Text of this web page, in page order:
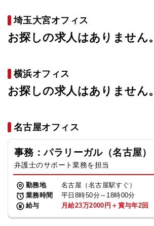
埼玉大宮オフィス
お探しの求人はありません。
横浜オフィス
お探しの求人はありません。
名古屋オフィス
事務：パラリーガル（名古屋）
弁護士のサポート業務を担当
勤務地
名古屋（名古屋駅すぐ）
業務時間
平日8時50分～18時00分
給与
月給23万2000円＋賞与年2回